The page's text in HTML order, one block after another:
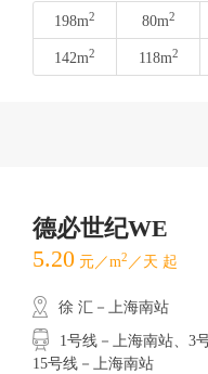
198m2 80m2
142m2 118m2
德必世纪WE
5.20 元／m2 ／天 起
徐 汇－上海南站
1号线－上海南站、3
15号线－上海南站